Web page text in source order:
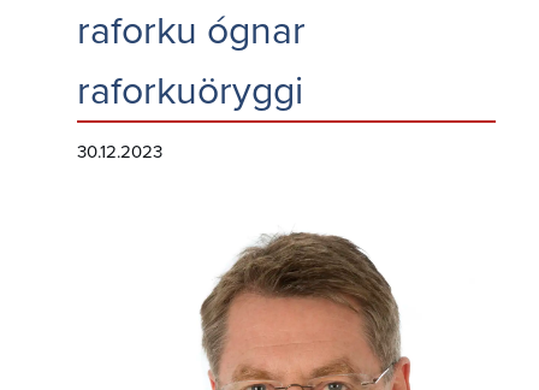
raforku ógnar
raforkuöryggi
30.12.2023